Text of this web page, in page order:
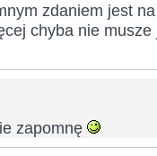
zdaniem jest
chyba nie
zapomnę